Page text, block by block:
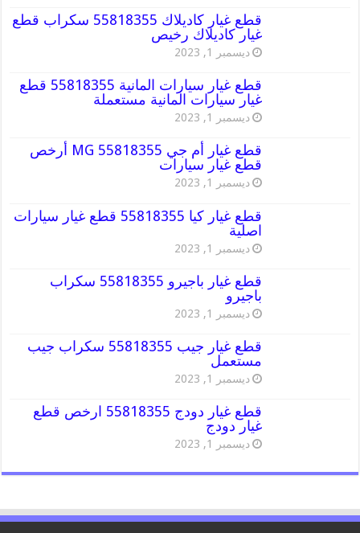
قطع غيار كاديلاك 55818355 سكراب قطع
غيار كاديلاك رخيص
ديسمبر 1, 2023
قطع غيار سيارات المانية 55818355 قطع
غيار سيارات المانية مستعملة
ديسمبر 1, 2023
قطع غيار أم جي MG 55818355 أرخص
قطع غيار سيارات
ديسمبر 1, 2023
قطع غيار كيا 55818355 قطع غيار سيارات
اصلية
ديسمبر 1, 2023
قطع غيار باجيرو 55818355 سكراب
باجيرو
ديسمبر 1, 2023
قطع غيار جيب 55818355 سكراب جيب
مستعمل
ديسمبر 1, 2023
قطع غيار دودج 55818355 ارخص قطع
غيار دودج
ديسمبر 1, 2023